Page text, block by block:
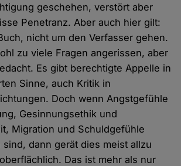
geschehen, verstört aber
Penetranz. Aber auch hier gilt:
nicht um den Verfasser gehen.
zu viele Fragen angerissen, aber
Es gibt berechtigte Appelle in
Sinne, auch Kritik in
Doch wenn Angstgefühle
Gesinnungsethik und
Migration und Schuldgefühle
dann gerät dies meist allzu
Das ist mehr als nur